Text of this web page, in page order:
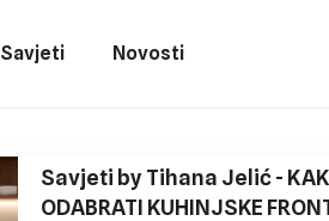
Savjeti Novosti
Savjeti by Tihana Jelić -
ODABRATI KUHINJSKE